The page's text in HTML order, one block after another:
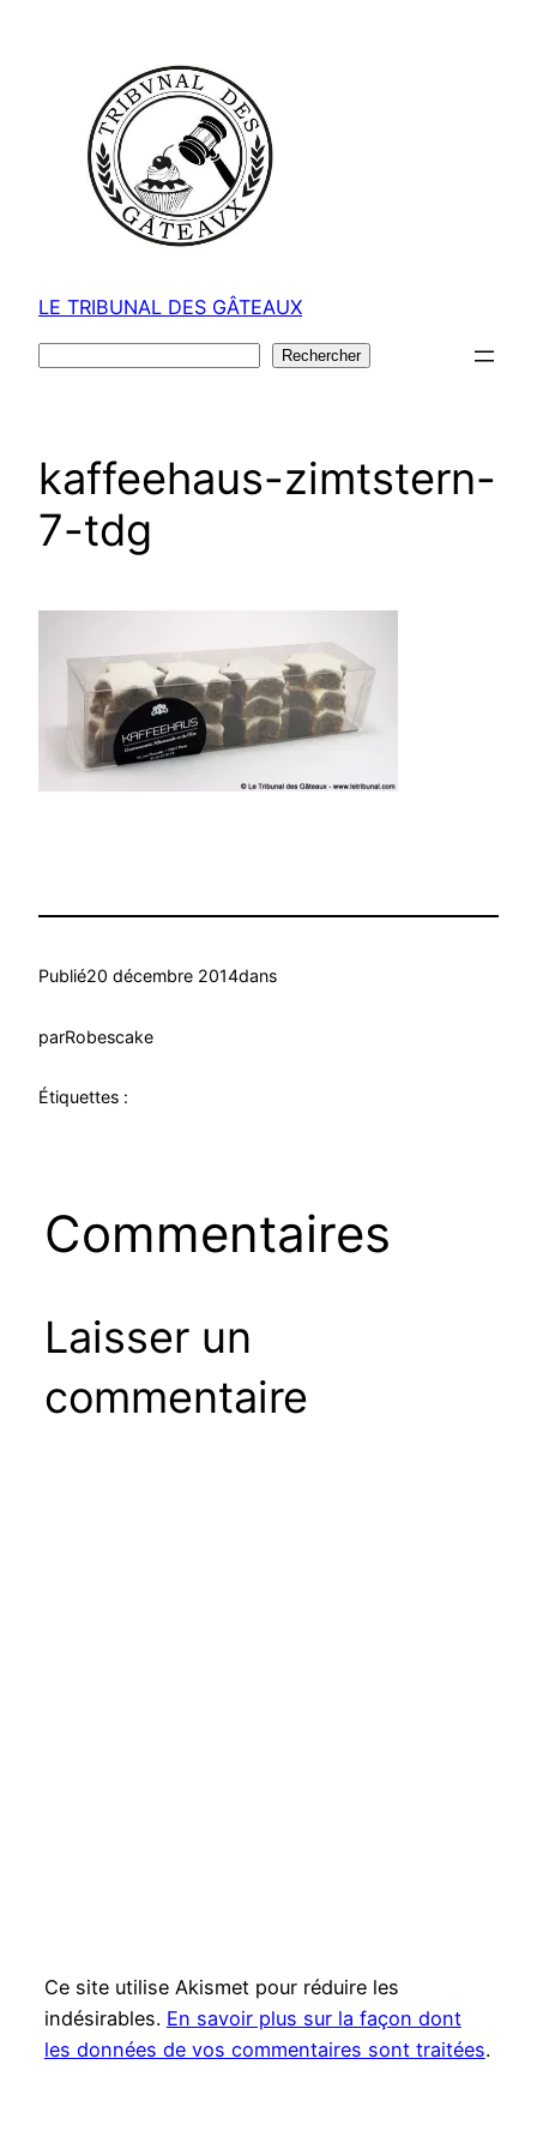
LE TRIBUNAL DES GÂTEAUX
Rechercher
kaffeehaus-zimtstern-
7-tdg
Publié20 décembre 2014dans
parRobescake
Étiquettes :
Commentaires
Laisser un
commentaire
Ce site utilise Akismet pour réduire les
indésirables. En savoir plus sur la façon dont
les données de vos commentaires sont traitées.